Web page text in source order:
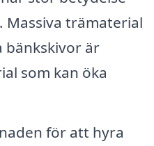
trämaterial
bänkskivor är
som kan öka
för att hyra